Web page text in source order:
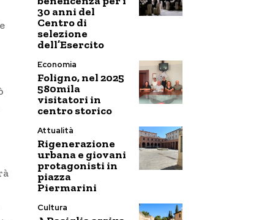
30 anni del
Centro di
selezione
dell’Esercito
Economia
Foligno, nel 2025
580mila
visitatori in
centro storico
Attualità
Rigenerazione
urbana e giovani
protagonisti in
piazza
Piermarini
Cultura